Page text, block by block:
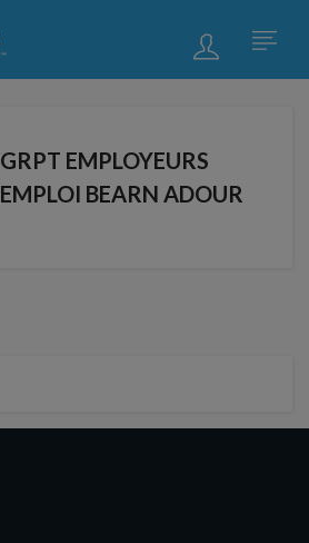
GRPT EMPLOYEURS
EMPLOI BEARN ADOUR